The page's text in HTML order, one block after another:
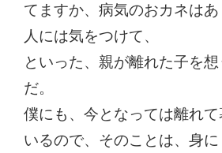
てますか、病気のおカネは
人には気をつけて、
といった、親が離れた子を
だ。
僕にも、今となっては離れ
いるので、そのことは、身に